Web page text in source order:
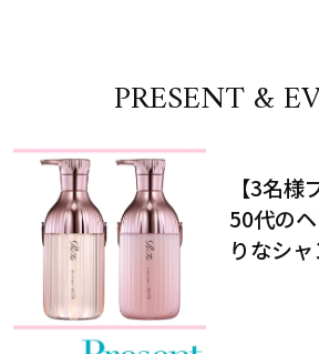
PRESENT &
【3名
50代の
りなシ